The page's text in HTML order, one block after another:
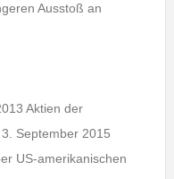
Ausstoß an
Aktien der
September 2015
US-amerikanischen